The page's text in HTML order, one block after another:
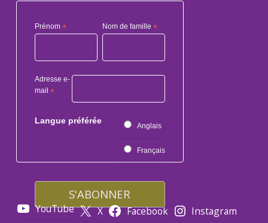
Prénom * Nom de famille*
Adresse e-
mail *
Langue préférée
Anglais
Français
YouTube X Facebook
Instagram